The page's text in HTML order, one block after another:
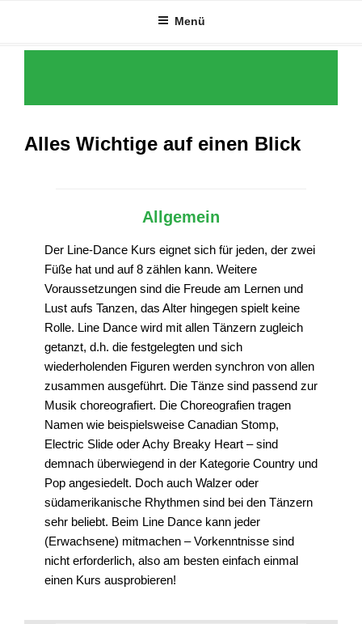
springen
Menü
Alles Wichtige auf einen Blick
Allgemein
Der Line-Dance Kurs eignet sich für jeden, der zwei
Füße hat und auf 8 zählen kann. Weitere
Voraussetzungen sind die Freude am Lernen und
Lust aufs Tanzen, das Alter hingegen spielt keine
Rolle. Line Dance wird mit allen Tänzern zugleich
getanzt, d.h. die festgelegten und sich
wiederholenden Figuren werden synchron von allen
zusammen ausgeführt. Die Tänze sind passend zur
Musik choreografiert. Die Choreografien tragen
Namen wie beispielsweise Canadian Stomp,
Electric Slide oder Achy Breaky Heart – sind
demnach überwiegend in der Kategorie Country und
Pop angesiedelt. Doch auch Walzer oder
südamerikanische Rhythmen sind bei den Tänzern
sehr beliebt. Beim Line Dance kann jeder
(Erwachsene) mitmachen – Vorkenntnisse sind
nicht erforderlich, also am besten einfach einmal
einen Kurs ausprobieren!